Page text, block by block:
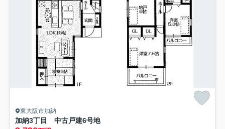
東大阪市加納
加納3丁目 中古戸建6号地